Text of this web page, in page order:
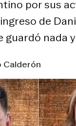
por sus
de
guardó nada
Calderón